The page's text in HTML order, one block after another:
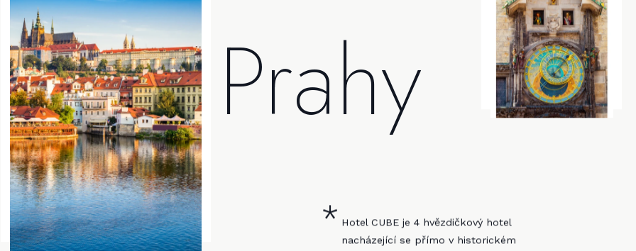
Prahy
Hotel CUBE je 4 hvězdičkový hotel
nacházející se přímo v historickém